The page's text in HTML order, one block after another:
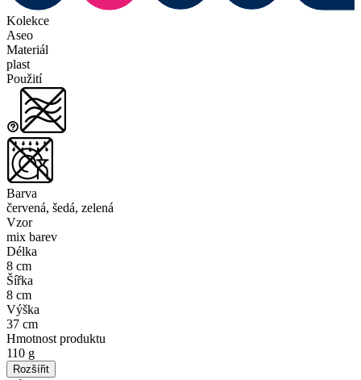
Kolekce
Aseo
Materiál
plast
Použití
Barva
červená, šedá, zelená
Vzor
mix barev
Délka
8 cm
Šířka
8 cm
Výška
37 cm
Hmotnost produktu
110 g
Rozšířit